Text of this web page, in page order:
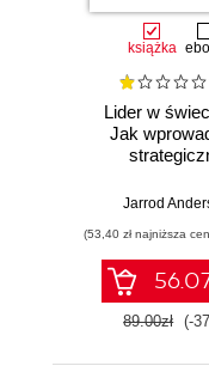
książka
Lider w
Jak
biznes i
zespołowi
Jarrod
(53,40 zł najniższa
89.00zł (-